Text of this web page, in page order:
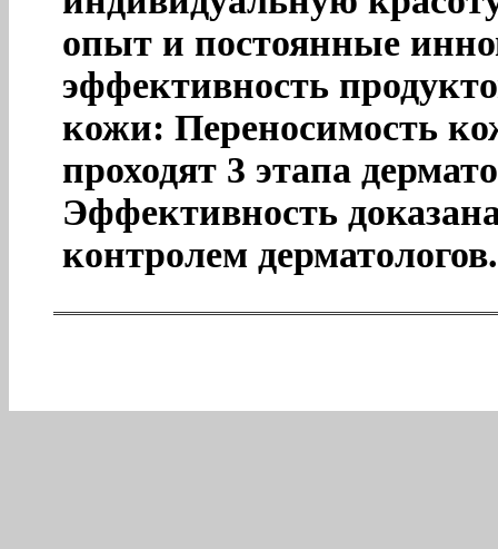
опыт и постоянные
эффективность
кожи: Переносимость
проходят 3 этапа
Эффективность
контролем дерматологов.